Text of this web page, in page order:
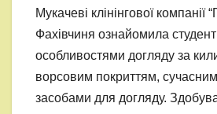
Мукачеві клінінгової компанії
Фахівчиня ознайомила
особливостями догляду за
ворсовим покриттям,
засобами для догляду.